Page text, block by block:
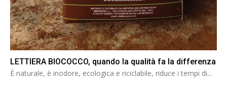
LETTIERA BIOCOCCO, quando la qualità fa la differenza
È naturale, è inodore, ecologica e riciclabile, riduce i tempi di...